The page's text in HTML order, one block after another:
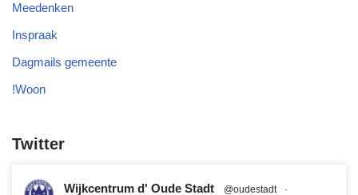
Meedenken
Inspraak
Dagmails gemeente
!Woon
Twitter
Wijkcentrum d' Oude Stadt @oudestadt ·